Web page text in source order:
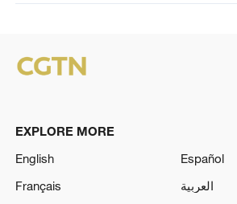
EXPLORE MORE
English
Español
Français
العربية